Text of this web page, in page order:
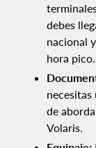
debes
nacional
hora pico.
de
Volaris.